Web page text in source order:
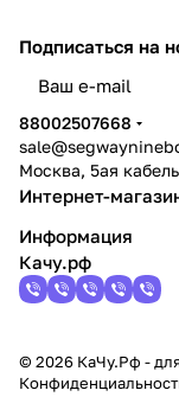
Подписаться на
88002507668
Москва, 5ая
Интернет-
Информация
Качу.рф
© 2026 КаЧу.Рф -